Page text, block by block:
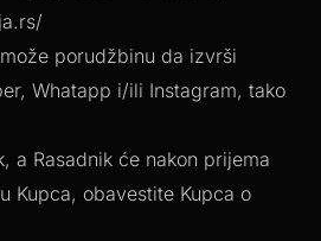
porudžbinu da izvrši
Whatapp i/ili Instagram, tako
a Rasadnik će nakon prijema
Kupca, obavestite Kupca o